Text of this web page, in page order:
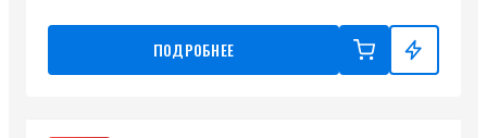
ПОДРОБНЕЕ